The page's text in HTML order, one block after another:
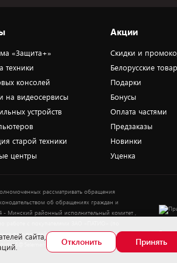
«Защита+»
техники
консолей
на видеосервисы
устройств
старой техники
центры
Акции
Скидки и
Белорусские
Подарки
Бонусы
Оплата частями
Предзаказы
Новинки
Уценка
рассматривать обращения
об обращениях граждан и
- Минский районный исполнительный комитет ,
покупателей о нарушении их прав): Тел.:
5@5element.by
сайта,
Отклонить Принять